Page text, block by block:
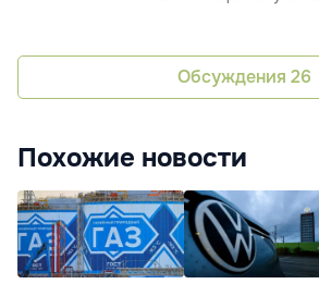
Обсуждения 26
Похожие новости